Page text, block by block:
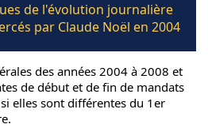
de l'évolution journalière
par Claude Noël en 2004
des années 2004 à 2008 et
de début et de fin de mandats
elles sont différentes du 1er